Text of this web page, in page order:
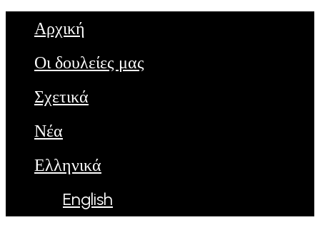
Αρχική
Οι δουλείες μας
Σχετικά
Νέα
Ελληνικά
English